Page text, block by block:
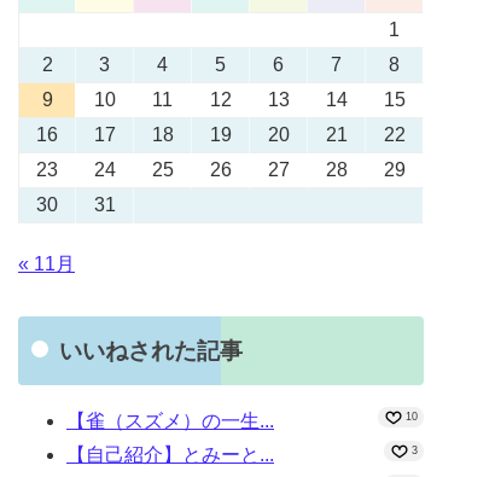
1
2
3 4 5 6 7
8
9
10 11 12 13 14
15
16
17 18 19 20 21
22
23
24 25 26 27 28
29
30
31
« 11月
いいねされた記事
【雀（スズメ）の一生... 10
【自己紹介】とみーと... 3